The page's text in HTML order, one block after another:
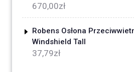
670,00zł
Robens Osłona
Windshield Tall
37,79zł